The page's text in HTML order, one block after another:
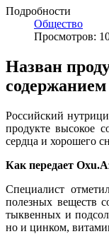
Подробности
Общество
Просмотров:
Назван
Российский
продукте высокое
сердца и хорошего
Как передает
Специалист
полезных веществ
тыквенных и
но и цинком,